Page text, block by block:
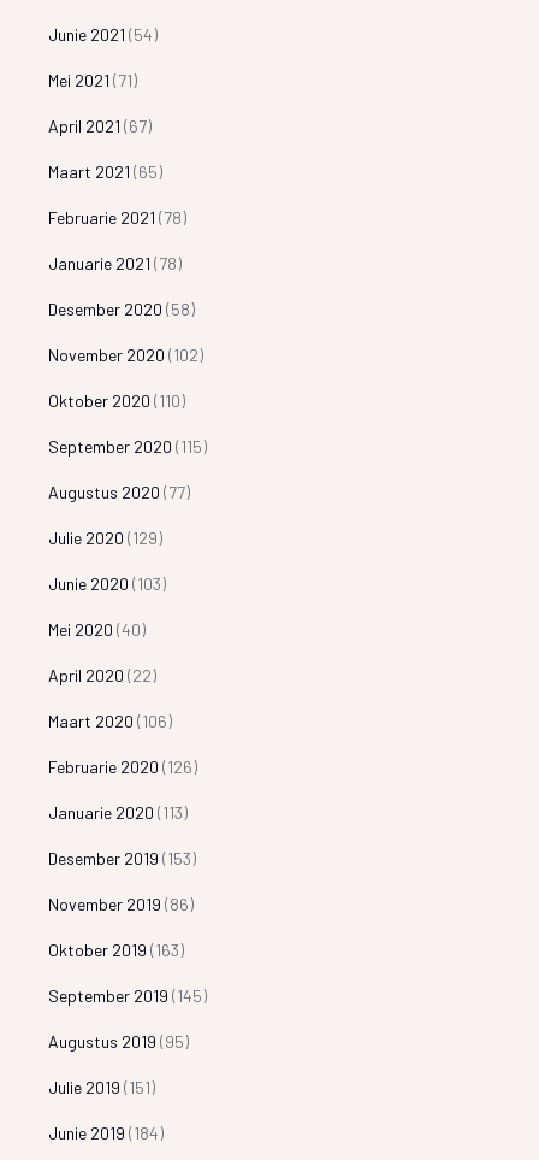
Junie 2021 (54)
Mei 2021 (71)
April 2021 (67)
Maart 2021 (65)
Februarie 2021 (78)
Januarie 2021 (78)
Desember 2020 (58)
November 2020 (102)
Oktober 2020 (110)
September 2020 (115)
Augustus 2020 (77)
Julie 2020 (129)
Junie 2020 (103)
Mei 2020 (40)
April 2020 (22)
Maart 2020 (106)
Februarie 2020 (126)
Januarie 2020 (113)
Desember 2019 (153)
November 2019 (86)
Oktober 2019 (163)
September 2019 (145)
Augustus 2019 (95)
Julie 2019 (151)
Junie 2019 (184)